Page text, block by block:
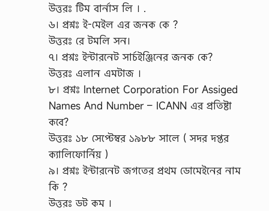
উত্তরঃ টিম বার্নাস লি । .
৬। প্রশ্নঃ ই-মেইল এর জনক কে ?
উত্তরঃ রে টমলি সন।
৭। প্রশ্নঃ ইন্টারনেট সার্চইঞ্জিনের জনক কে?
উত্তরঃ এলান এমটাজ ।
৮। প্রশ্নঃ Internet Corporation For Assiged
Names And Number – ICANN এর প্রতিষ্টা
কবে?
উত্তরঃ ১৮ সেপ্টেম্বর ১৯৮৮ সালে ( সদর দপ্তর
ক্যালিফোর্নিয় )
৯। প্রশ্নঃ ইন্টারনেট জগতের প্রথম ডোমেইনের নাম
কি ?
উত্তরঃ ডট কম ।